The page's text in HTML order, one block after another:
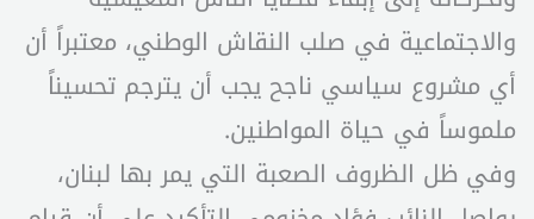
والاجتماعية في صلب النقاش الوطني، معتبراً أن
أي مشروع سياسي ناجح يجب أن يترجم تحسيناً
ملموساً في حياة المواطنين.
وفي ظل الظروف الصعبة التي يمر بها لبنان،